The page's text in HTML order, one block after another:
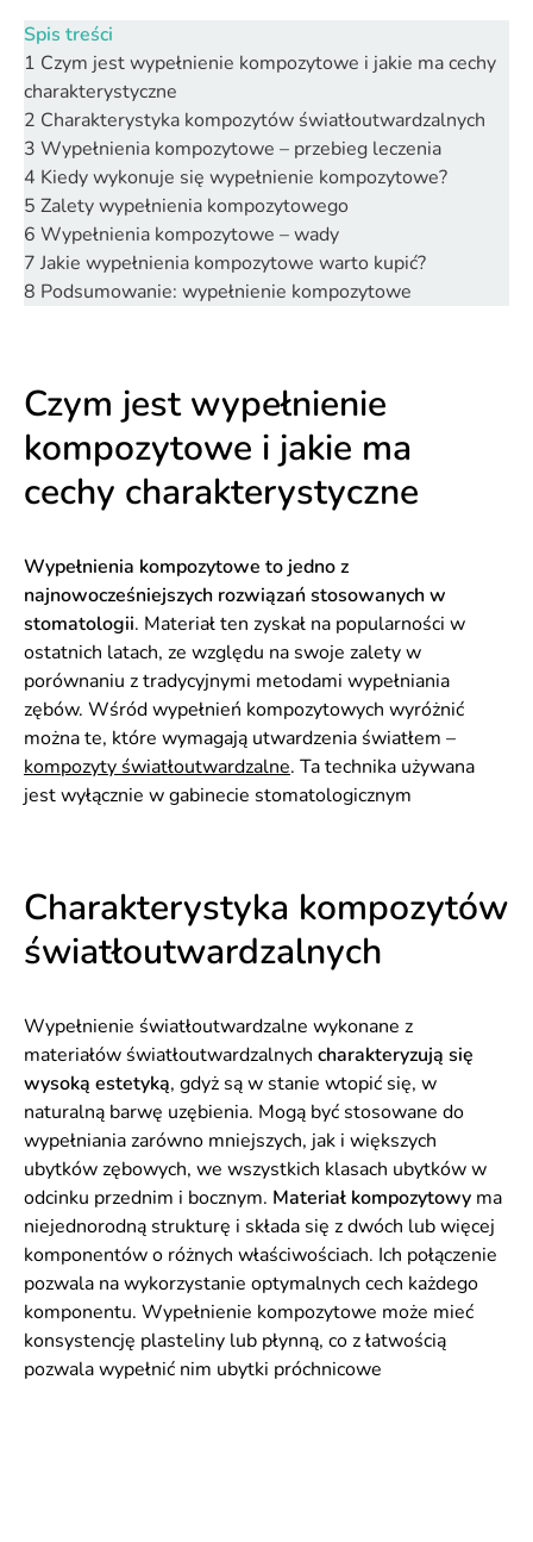
Spis treści
1 Czym jest wypełnienie kompozytowe i jakie ma cechy
charakterystyczne
2 Charakterystyka kompozytów światłoutwardzalnych
3 Wypełnienia kompozytowe – przebieg leczenia
4 Kiedy wykonuje się wypełnienie kompozytowe?
5 Zalety wypełnienia kompozytowego
6 Wypełnienia kompozytowe – wady
7 Jakie wypełnienia kompozytowe warto kupić?
8 Podsumowanie: wypełnienie kompozytowe
Czym jest wypełnienie
kompozytowe i jakie ma
cechy charakterystyczne
Wypełnienia kompozytowe to jedno z
najnowocześniejszych rozwiązań stosowanych w
stomatologii. Materiał ten zyskał na popularności w
ostatnich latach, ze względu na swoje zalety w
porównaniu z tradycyjnymi metodami wypełniania
zębów. Wśród wypełnień kompozytowych wyróżnić
można te, które wymagają utwardzenia światłem –
kompozyty światłoutwardzalne. Ta technika używana
jest wyłącznie w gabinecie stomatologicznym
Charakterystyka kompozytów
światłoutwardzalnych
Wypełnienie światłoutwardzalne wykonane z
materiałów światłoutwardzalnych charakteryzują się
wysoką estetyką, gdyż są w stanie wtopić się, w
naturalną barwę uzębienia. Mogą być stosowane do
wypełniania zarówno mniejszych, jak i większych
ubytków zębowych, we wszystkich klasach ubytków w
odcinku przednim i bocznym. Materiał kompozytowy ma
niejednorodną strukturę i składa się z dwóch lub więcej
komponentów o różnych właściwościach. Ich połączenie
pozwala na wykorzystanie optymalnych cech każdego
komponentu. Wypełnienie kompozytowe może mieć
konsystencję plasteliny lub płynną, co z łatwością
pozwala wypełnić nim ubytki próchnicowe